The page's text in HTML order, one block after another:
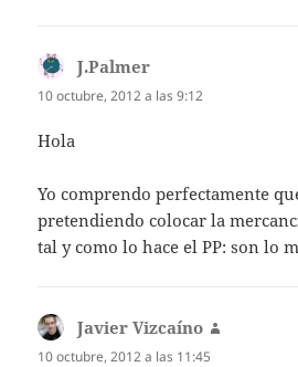
J.Palmer
10 octubre, 2012 a las 9:12
Hola
Yo comprendo perfectamente
pretendiendo colocar la
tal y como lo hace el PP: son lo
Javier Vizcaíno
10 octubre, 2012 a las 11:45